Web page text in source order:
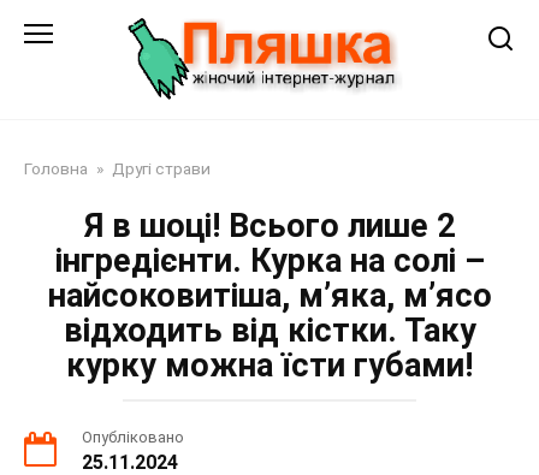
Головна » Другі страви
Я в шоці! Всього лише 2
інгредієнти. Курка на солі –
найсоковитіша, м’яка, м’ясо
відходить від кістки. Таку
курку можна їсти губами!
Опубліковано
25.11.2024